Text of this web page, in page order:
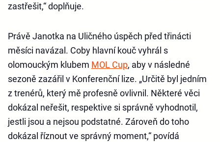
zastřešit,“ doplňuje.
Právě Janotka na Uličného úspěch před třinácti
měsíci navázal. Coby hlavní kouč vyhrál s
olomouckým klubem MOL Cup, aby v následné
sezoně zazářil v Konferenční lize. „Určitě byl jedním
z trenérů, který mě profesně ovlivnil. Některé věci
dokázal neřešit, respektive si správně vyhodnotil,
jestli jsou a nejsou podstatné. Zároveň do toho
dokázal říznout ve správný moment,“ povídá